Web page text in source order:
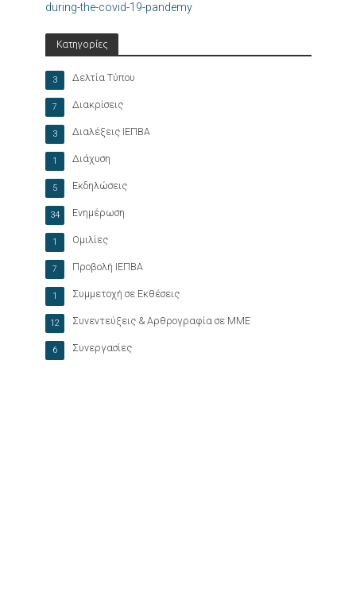
during-the-covid-19-pandemy
Κατηγορίες
Δελτία Τύπου
3
Διακρίσεις
7
Διαλέξεις ΙΕΠΒΑ
3
Διάχυση
1
Εκδηλώσεις
5
Ενημέρωση
34
Ομιλίες
1
Προβολή ΙΕΠΒΑ
7
Συμμετοχή σε Εκθέσεις
1
Συνεντεύξεις & Αρθρογραφία σε ΜΜΕ
12
Συνεργασίες
6